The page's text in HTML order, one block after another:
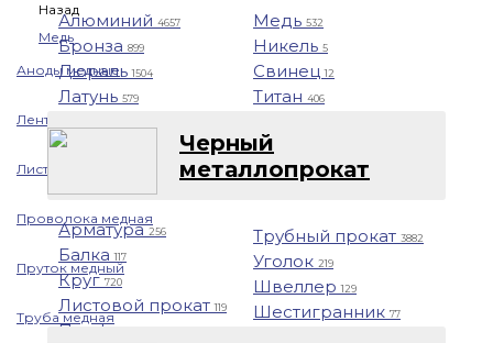
Назад
Медь
Аноды медные
Лента медная
Лист/Плита медная
Проволока медная
Пруток медный
Труба медная
Алюминий 4657
Бронза 899
Дюраль1504
Латунь 579
Медь 532
Никель 5
Свинец12
Титан 406
Черный
металлопрокат
Арматура256
Балка117
Круг720
Листовой прокат119
Профнастил
Трубный прокат 3882
Уголок 219
Швеллер129
Шестигранник 77